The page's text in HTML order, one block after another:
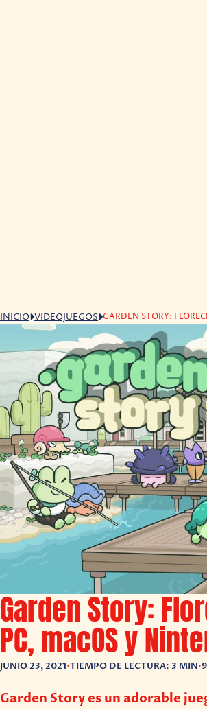
INICIO VIDEOJUEGOS GARDEN STORY:
Garden Story:
PC, macOS y
JUNIO 23, 2021•TIEMPO DE LECTURA: 3 MIN•
Garden Story es un adorable